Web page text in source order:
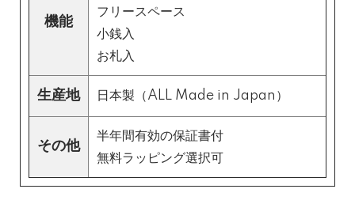
機能
フリースペース
小銭入
お札入
生産地 日本製（ALL Made in Japan）
その他
半年間有効の保証書付
無料ラッピング選択可